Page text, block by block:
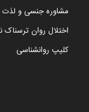
مشاوره جنسی و لذت
اختلال روان
کلیپ روانشناسی